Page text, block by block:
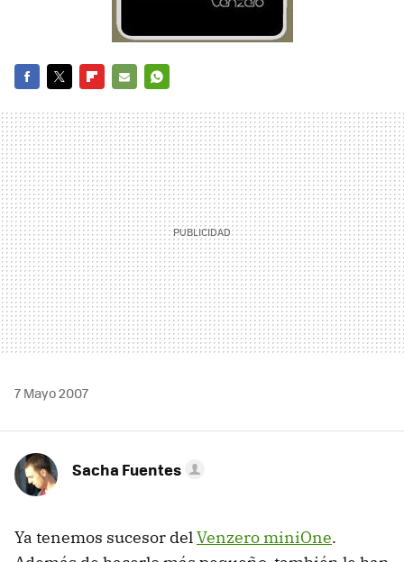
MAIL
7 Mayo 2007
Sacha Fuentes
Ya tenemos sucesor delVenzero miniOne.